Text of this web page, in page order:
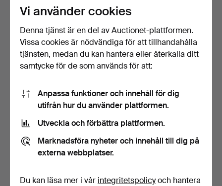
LJUSKRONA, mässing &
kristall, gustaviansk…
Klubbades 24 jun 2026
1 bud
LJUSKRONA, kristall,
Venetiansk stil, tidi…
Klubbades 22 maj 2026
20 bud
Vi använder cookies
Denna tjänst är en del av Auctionet-plattformen.
Vissa cookies är nödvändiga för att tillhandahålla
tjänsten, medan du kan hantera eller återkalla ditt
samtycke för de som används för att:
Anpassa funktioner och innehåll för dig
utifrån hur du använder plattformen.
Utveckla och förbättra plattformen.
Marknadsföra nyheter och innehåll till dig på
externa webbplatser.
Du kan läsa mer i vår integritetspolicyoch hantera